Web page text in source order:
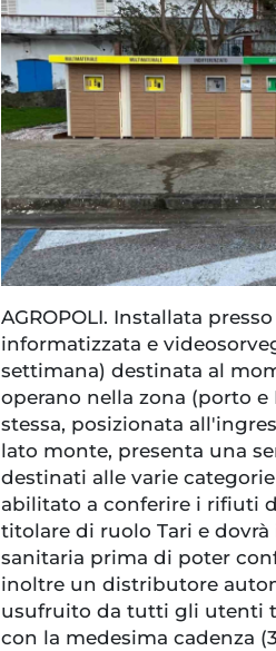
AGROPOLI. Installata
informatizzata e
settimana) destinata al
operano nella zona (porto e
stessa, posizionata
lato monte, presenta una
destinati alle varie
abilitato a conferire i rifiuti
titolare di ruolo Tari e
sanitaria prima di poter
inoltre un distributore
usufruito da tutti gli utenti
con la medesima cadenza